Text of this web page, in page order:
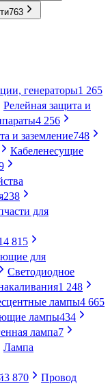
763
генераторы1 265
Релейная защита и
4 256
и заземление748
Кабеленесущие
238
для
815
для
Светодиодное
1 248
лампы4 665
лампы434
лампа7
Лампа
3 870
Провод